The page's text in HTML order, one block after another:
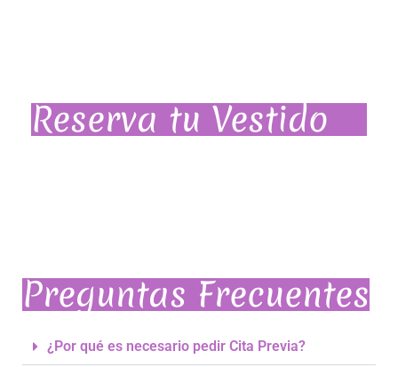
Reserva tu Vestido
Preguntas Frecuentes
¿Por qué es necesario pedir Cita Previa?